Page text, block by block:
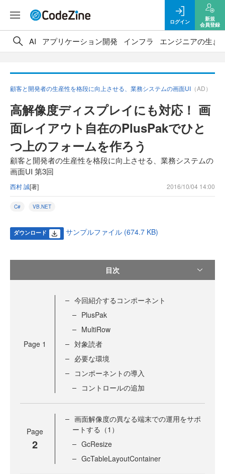
ログイン
新規
会員登録
AI アプリケーション開発 インフラ エンジニアの生き
顧客と開発者の生産性を格段に向上させる、業務システムの画面UI （AD）
高解像度ディスプレイにも対応！ 画
面レイアウト自在のPlusPakでひと
つ上のフォームを作ろう
顧客と開発者の生産性を格段に向上させる、業務システムの
画面UI 第3回
西村 誠[著] 2016/10/04 14:00
C# VB.NET
ダウンロード サンプルファイル (674.7 KB)
目次
Page 1
今回紹介するコンポーネント
PlusPak
MultiRow
対象読者
必要な環境
コンポーネントの導入
コントロールの追加
Page
2
画面解像度の異なる端末での運用をサポ
ートする（1）
GcResize
GcTableLayoutContainer